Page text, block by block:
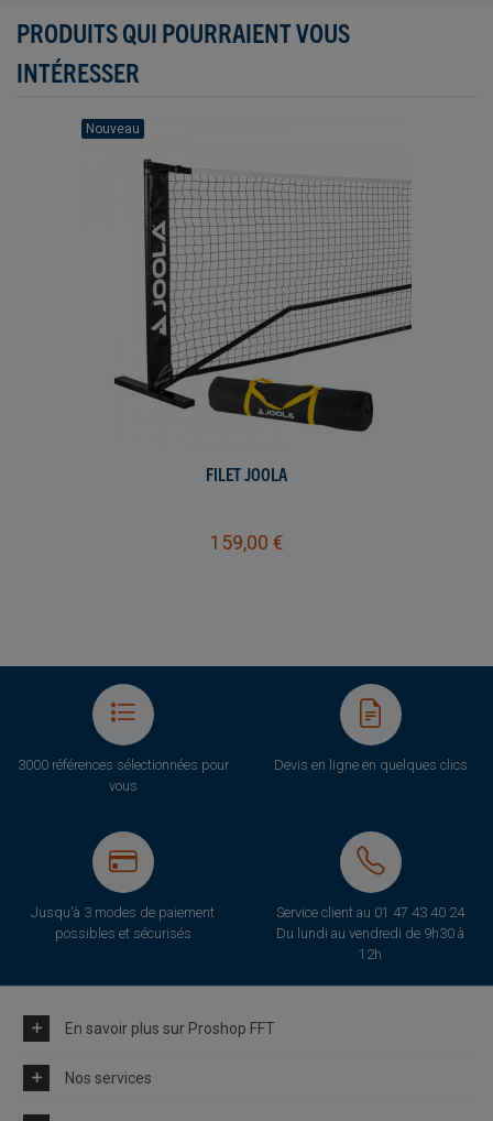
PRODUITS QUI POURRAIENT VOUS
INTÉRESSER
Nouveau
FILET JOOLA
159,00 €
3000 références sélectionnées pour
vous
Devis en ligne en quelques clics
Jusqu'à 3 modes de paiement
possibles et sécurisés
Service client au 01 47 43 40 24
Du lundi au vendredi de 9h30 à
12h
En savoir plus sur Proshop FFT
Nos services